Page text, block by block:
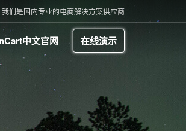
们是国内专业的电商解决方案供应商
中文官网 在线演示